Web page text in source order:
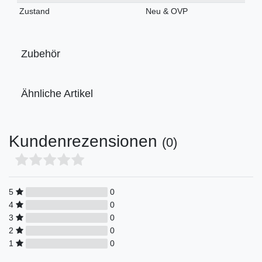
Merkmal
Zustand Neu & OVP
Zubehör
Ähnliche Artikel
Kundenrezensionen (0)
5
0
4
0
3
0
2
0
1
0